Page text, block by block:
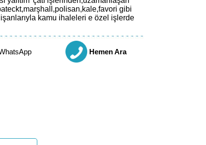
gibi
kamu ihaleleri e özel işlerde
Hemen Ara